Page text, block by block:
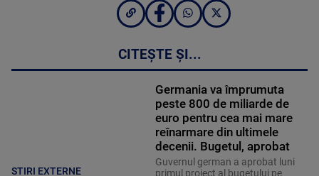
CITEȘTE ȘI...
STIRI EXTERNE
Germania va împrumuta
peste 800 de miliarde de
euro pentru cea mai mare
reînarmare din ultimele
decenii. Bugetul, aprobat
Guvernul german a aprobat luni
primul proiect al bugetului pe